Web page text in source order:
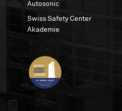
Autosonic
Swiss Safety Center
Akademie